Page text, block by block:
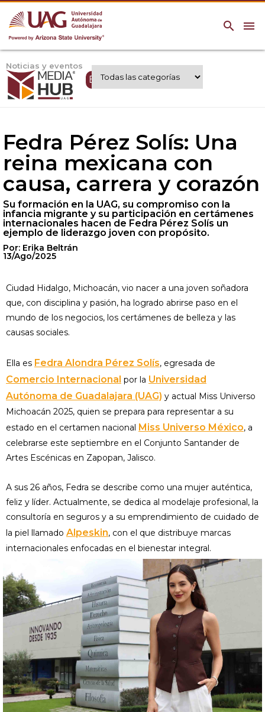
menu
search
Noticias y eventos
Expertos UAG
Fedra Pérez Solís: Una
reina mexicana con
causa, carrera y corazón
Su formación en la UAG, su compromiso con la
infancia migrante y su participación en certámenes
internacionales hacen de Fedra Pérez Solís un
ejemplo de liderazgo joven con propósito.
Por: Erika Beltrán
13/Ago/2025
Ciudad Hidalgo, Michoacán, vio nacer a una joven soñadora
que, con disciplina y pasión, ha logrado abrirse paso en el
mundo de los negocios, los certámenes de belleza y las
causas sociales.
Ella es Fedra Alondra Pérez Solís, egresada de
Comercio Internacional por la Universidad
Autónoma de Guadalajara (UAG) y actual Miss Universo
Michoacán 2025, quien se prepara para representar a su
estado en el certamen nacional Miss Universo México, a
celebrarse este septiembre en el Conjunto Santander de
Artes Escénicas en Zapopan, Jalisco.
A sus 26 años, Fedra se describe como una mujer auténtica,
feliz y líder. Actualmente, se dedica al modelaje profesional, la
consultoría en seguros y a su emprendimiento de cuidado de
la piel llamado Alpeskin, con el que distribuye marcas
internacionales enfocadas en el bienestar integral.